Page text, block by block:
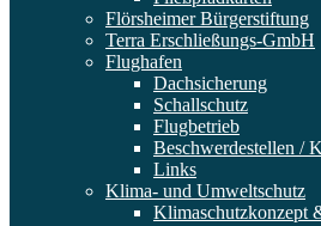
Flörsheimer Bürgerstiftung
Terra Erschließungs-GmbH
Flughafen
Dachsicherung
Schallschutz
Flugbetrieb
Beschwerdestellen /
Links
Klima- und Umweltschutz
Klimaschutzkonzept